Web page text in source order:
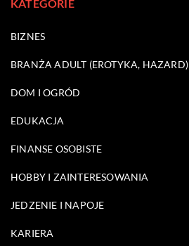
KATEGORIE
BIZNES
BRANŻA ADULT (EROTYKA, HAZARD)
DOM I OGRÓD
EDUKACJA
FINANSE OSOBISTE
HOBBY I ZAINTERESOWANIA
JEDZENIE I NAPOJE
KARIERA